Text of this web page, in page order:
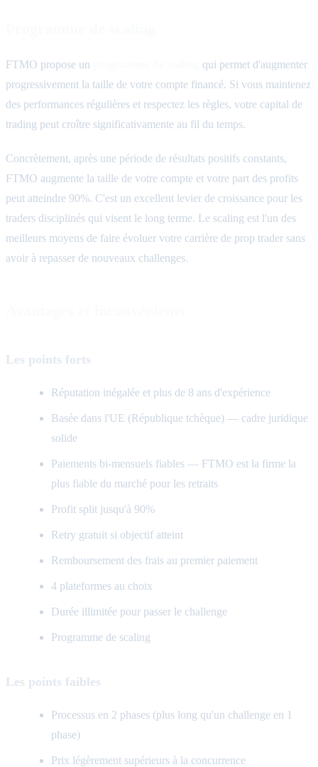
FTMO propose un
qui permet d'augmenter
progressivement la taille de votre compte financé. Si vous maintenez
des performances régulières et respectez les règles, votre capital de
trading peut croître significativamente au fil du temps.
Concrètement, après une période de résultats positifs constants,
FTMO augmente la taille de votre compte et votre part des profits
peut atteindre 90%. C'est un excellent levier de croissance pour les
traders disciplinés qui visent le long terme. Le scaling est l'un des
meilleurs moyens de faire évoluer votre carrière de prop trader sans
avoir à repasser de nouveaux challenges.
Les points forts
Réputation inégalée et plus de 8 ans d'expérience
Basée dans l'UE (République tchèque) — cadre juridique
solide
Paiements bi-mensuels fiables — FTMO est la firme la
plus fiable du marché pour les retraits
Profit split jusqu'à 90%
Retry gratuit si objectif atteint
Remboursement des frais au premier paiement
4 plateformes au choix
Durée illimitée pour passer le challenge
Programme de scaling
Les points faibles
Processus en 2 phases (plus long qu'un challenge en 1
phase)
Prix légèrement supérieurs à la concurrence